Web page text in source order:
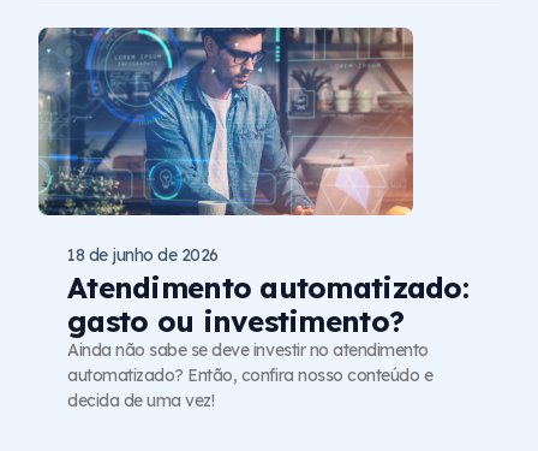
Atendimento automatizado:
gasto ou investimento?
18 de junho de 2026
Ainda não sabe se deve investir no atendimento
automatizado? Então, confira nosso conteúdo e
decida de uma vez!